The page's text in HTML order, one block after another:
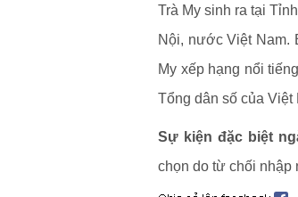
Trà My sinh ra tại
Nội, nước Việt Nam.
My xếp hạng nổi
Tổng dân số của
Sự kiện đặc biệt
chọn do từ chối nhập